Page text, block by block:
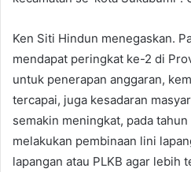
Ken Siti Hindun menegaskan.
mendapat peringkat ke-2 di
untuk penerapan anggaran,
tercapai, juga kesadaran
semakin meningkat, pada
melakukan pembinaan lini
lapangan atau PLKB agar lebih